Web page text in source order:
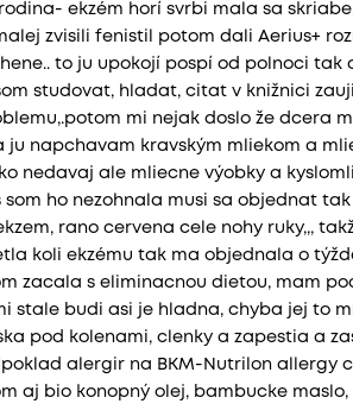
ekzém horí svrbi mala sa
zvisili fenistil potom dali Aerius+
to ju upokojí pospí od polnoci tak
studovat, hladat, citat v knižnici
mi nejak doslo že dcera
ju napchavam kravským mliekom a
nedavaj ale mliecne výobky a
som ho nezohnala musi sa objednat
rano cervena cele nohy ruky,,,
koli ekzému tak ma objednala o
zacala s eliminacnou dietou, mam
stale budi asi je hladna, chyba jej to
pod kolenami, clenky a zapestia a
alergir na BKM-Nutrilon allergy
aj bio konopný olej, bambucke